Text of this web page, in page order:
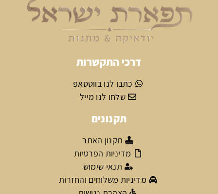
דרכי התקשרות
כתבו לנו בווטסאפ
שלחו לנו מייל
תקנונים
תקנון האתר
מדיניות הפרטיות
תנאי שימוש
מדיניות משלוחים והחזרות